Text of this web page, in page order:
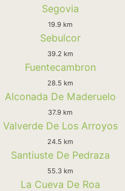
Segovia
19.9 km
Sebulcor
39.2 km
Fuentecambron
28.5 km
Alconada De Maderuelo
37.9 km
Valverde De Los Arroyos
24.5 km
Santiuste De Pedraza
55.3 km
La Cueva De Roa